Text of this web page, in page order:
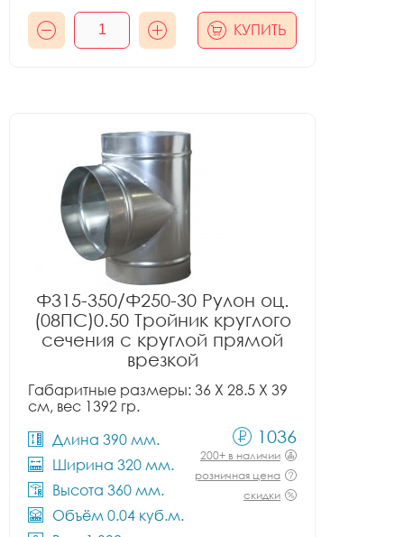
КУПИТЬ
Ф315-350/Ф250-30 Рулон оц.
(08ПС)0.50 Тройник круглого
сечения с круглой прямой
врезкой
Габаритные размеры: 36 X 28.5 X 39
см, вес 1392 гр.
Длина 390 мм.
Ширина 320 мм.
Высота 360 мм.
Объём 0.04 куб.м.
1036
200+ в наличии
розничная цена
скидки